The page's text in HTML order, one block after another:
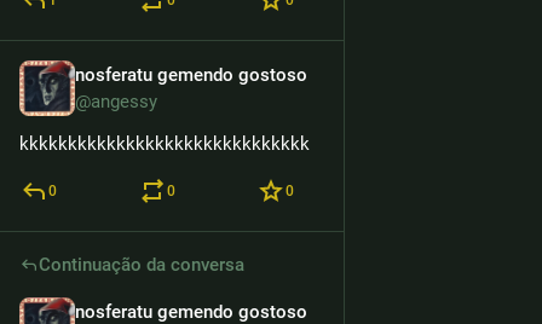
nosferatu gemendo gostoso
@angessy
kkkkkkkkkkkkkkkkkkkkkkkkkkkkkk
0 0 0
Continuação da conversa
nosferatu gemendo gostoso